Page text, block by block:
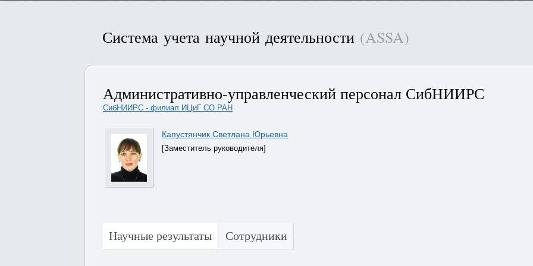
Система учета научной деятельности (ASSA)
Административно-управленческий персонал СибНИИРС
СибНИИРС - филиал ИЦиГ СО РАН
Капустянчик Светлана Юрьевна
[Заместитель руководителя]
Научные результаты Сотрудники